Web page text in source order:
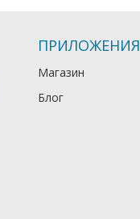
ПРИЛОЖЕНИЯ
Магазин
Блог